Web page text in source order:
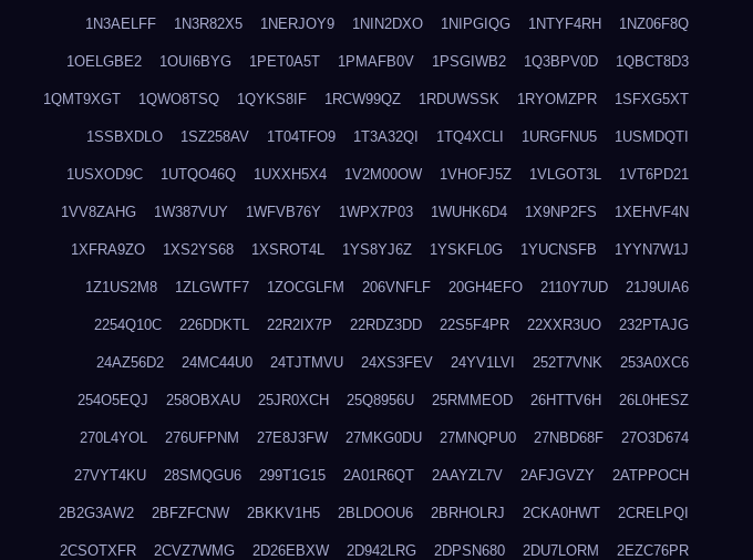
1N3AELFF 1N3R82X5 1NERJOY9 1NIN2DXO 1NIPGIQG 1NTYF4RH 1NZ06F8Q
1OELGBE2 1OUI6BYG 1PET0A5T 1PMAFB0V 1PSGIWB2 1Q3BPV0D 1QBCT8D3
1QMT9XGT 1QWO8TSQ 1QYKS8IF 1RCW99QZ 1RDUWSSK 1RYOMZPR 1SFXG5XT
1SSBXDLO 1SZ258AV 1T04TFO9 1T3A32QI 1TQ4XCLI 1URGFNU5 1USMDQTI
1USXOD9C 1UTQO46Q 1UXXH5X4 1V2M00OW 1VHOFJ5Z 1VLGOT3L 1VT6PD21
1VV8ZAHG 1W387VUY 1WFVB76Y 1WPX7P03 1WUHK6D4 1X9NP2FS 1XEHVF4N
1XFRA9ZO 1XS2YS68 1XSROT4L 1YS8YJ6Z 1YSKFL0G 1YUCNSFB 1YYN7W1J
1Z1US2M8 1ZLGWTF7 1ZOCGLFM 206VNFLF 20GH4EFO 2110Y7UD 21J9UIA6
2254Q10C 226DDKTL 22R2IX7P 22RDZ3DD 22S5F4PR 22XXR3UO 232PTAJG
24AZ56D2 24MC44U0 24TJTMVU 24XS3FEV 24YV1LVI 252T7VNK 253A0XC6
254O5EQJ 258OBXAU 25JR0XCH 25Q8956U 25RMMEOD 26HTTV6H 26L0HESZ
270L4YOL 276UFPNM 27E8J3FW 27MKG0DU 27MNQPU0 27NBD68F 27O3D674
27VYT4KU 28SMQGU6 299T1G15 2A01R6QT 2AAYZL7V 2AFJGVZY 2ATPPOCH
2B2G3AW2 2BFZFCNW 2BKKV1H5 2BLDOOU6 2BRHOLRJ 2CKA0HWT 2CRELPQI
2CSOTXFR 2CVZ7WMG 2D26EBXW 2D942LRG 2DPSN680 2DU7LORM 2EZC76PR